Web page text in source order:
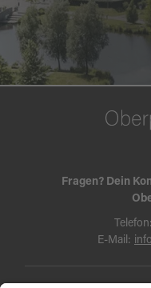
Fragen? Dein
Telefon:
E-Mail: